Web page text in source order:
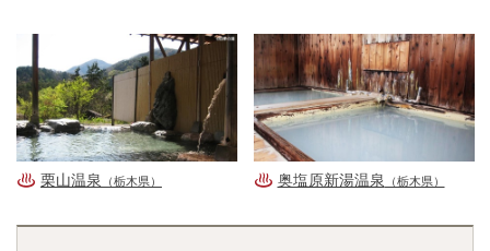
栗山温泉 （栃木県） 奥塩原新湯温泉 （栃木県）